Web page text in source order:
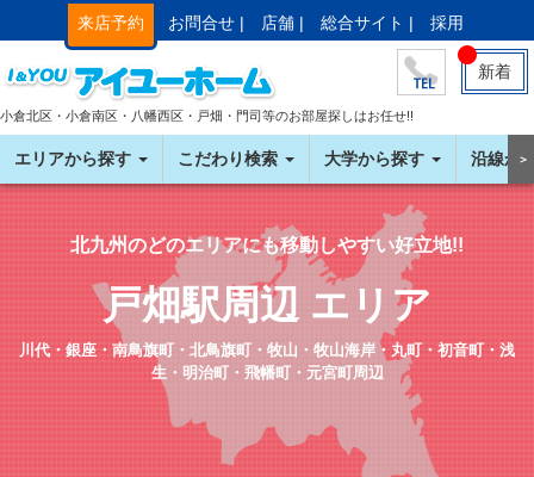
来店予約 お問合せ | 店舗 | 総合サイト | 採用
新着
小倉北区・小倉南区・八幡西区・戸畑・門司等のお部屋探しはお任せ!!
エリアから探す こだわり検索 大学から探す 沿線か＞
北九州のどのエリアにも移動しやすい好立地!!
戸畑駅周辺 エリア
川代・銀座・南鳥旗町・北鳥旗町・牧山・牧山海岸・丸町・初音町・浅
生・明治町・飛幡町・元宮町周辺